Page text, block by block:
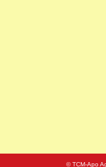
© TCM-Apo